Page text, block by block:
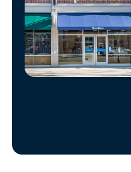
Administrar
cuenta
Encuentra
una
tienda